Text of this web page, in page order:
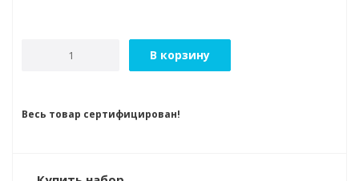
В корзину
Весь товар сертифицирован!